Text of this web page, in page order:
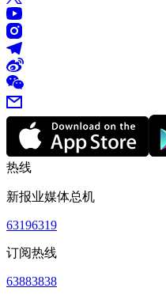
热线
新报业媒体总机
63196319
订阅热线
63883838